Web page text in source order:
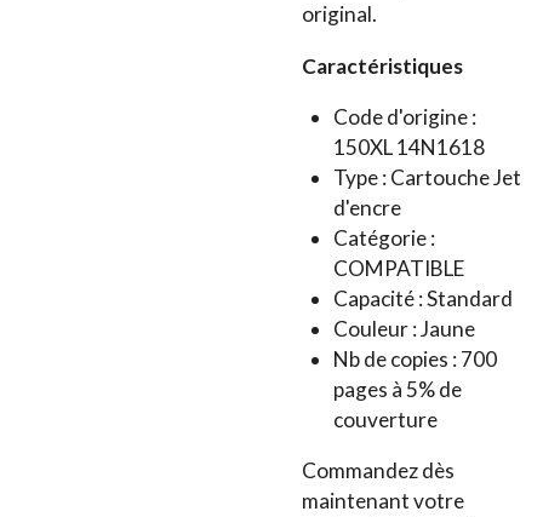
original.
Caractéristiques
Code d'origine :
150XL14N1618
Type : Cartouche Jet
d'encre
Catégorie :
COMPATIBLE
Capacité : Standard
Couleur : Jaune
Nb de copies : 700
pages à 5% de
couverture
Commandez dès
maintenant votre